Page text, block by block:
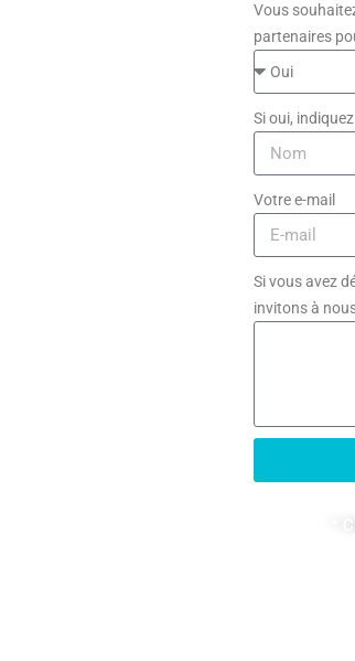
Vous
partenaires
Si oui,
Votre e-mail
Si vous avez
invitons à
*